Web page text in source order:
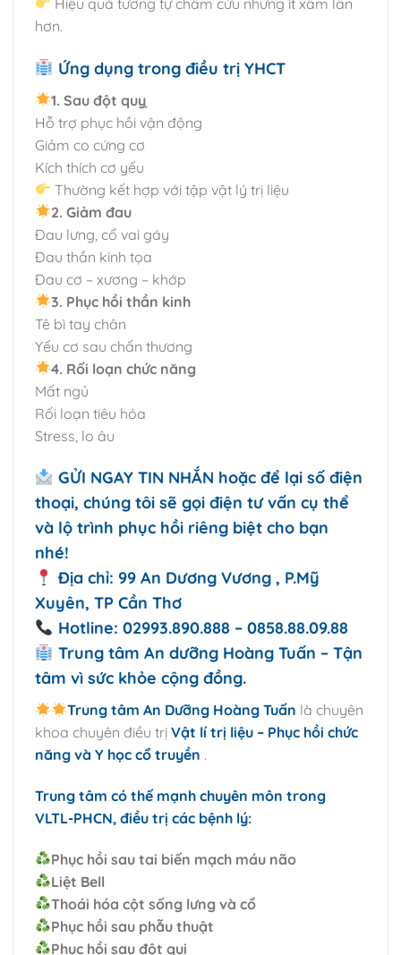
hơn.
Ứng dụng trong điều trị YHCT
1. Sau đột quỵ
Hỗ trợ phục hồi vận động
Giảm co cứng cơ
Kích thích cơ yếu
Thường kết hợp với tập vật lý trị liệu
2. Giảm đau
Đau lưng, cổ vai gáy
Đau thần kinh tọa
Đau cơ – xương – khớp
3. Phục hồi thần kinh
Tê bì tay chân
Yếu cơ sau chấn thương
4. Rối loạn chức năng
Mất ngủ
Rối loạn tiêu hóa
Stress, lo âu
GỬI NGAY TIN NHẮN hoặc để lại số điện
thoại, chúng tôi sẽ gọi điện tư vấn cụ thể
và lộ trình phục hồi riêng biệt cho bạn
nhé!
Địa chỉ: 99 An Dương Vương , P.Mỹ
Xuyên, TP Cần Thơ
Hotline: 02993.890.888 – 0858.88.09.88
Trung tâm An dưỡng Hoàng Tuấn – Tận
tâm vì sức khỏe cộng đồng.
Trung tâm An Dưỡng Hoàng Tuấn là chuyên
khoa chuyên điều trị Vật lí trị liệu – Phục hồi chức
năng và Y học cổ truyền .
Trung tâm có thế mạnh chuyên môn trong
VLTL-PHCN, điều trị các bệnh lý:
Phục hồi sau tai biến mạch máu não
Liệt Bell
Thoái hóa cột sống lưng và cổ
Phục hồi sau phẫu thuật
Phục hồi sau đột quị